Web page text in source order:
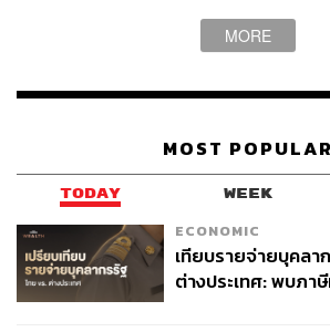
MORE
MOST POPULAR
TODAY WEEK
ECONOMIC
เทียบรายจ่ายบุคลา
ต่างประเทศ: พบภา